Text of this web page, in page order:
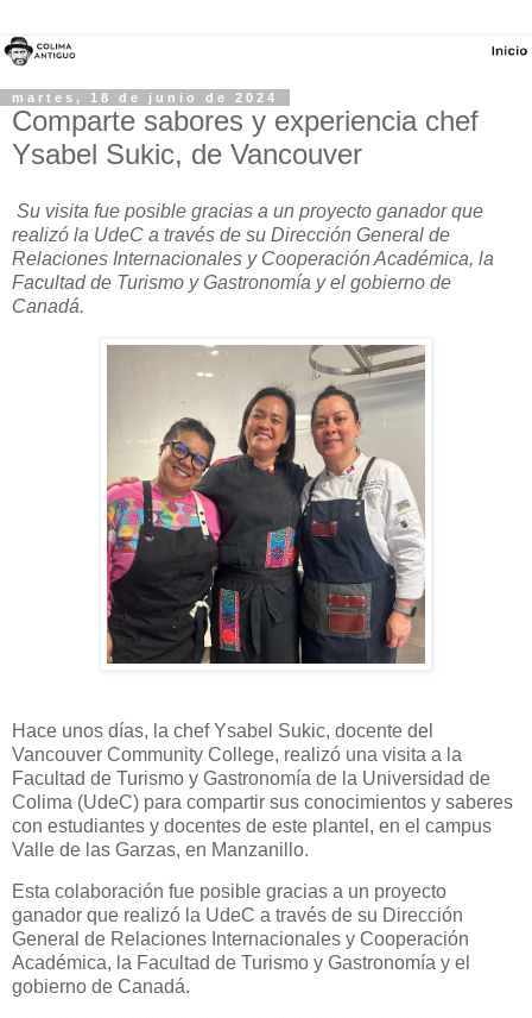
martes, 18 de junio de 2024
Comparte sabores y experiencia chef
Ysabel Sukic, de Vancouver
Su visita fue posible gracias a un proyecto ganador que
realizó la UdeC a través de su Dirección General de
Relaciones Internacionales y Cooperación Académica, la
Facultad de Turismo y Gastronomía y el gobierno de
Canadá.
Hace unos días, la chef Ysabel Sukic, docente del
Vancouver Community College, realizó una visita a la
Facultad de Turismo y Gastronomía de la Universidad de
Colima (UdeC) para compartir sus conocimientos y saberes
con estudiantes y docentes de este plantel, en el campus
Valle de las Garzas, en Manzanillo.
Esta colaboración fue posible gracias a un proyecto
ganador que realizó la UdeC a través de su Dirección
General de Relaciones Internacionales y Cooperación
Académica, la Facultad de Turismo y Gastronomía y el
gobierno de Canadá.